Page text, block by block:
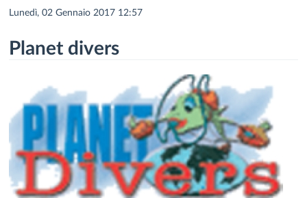
Lunedì, 02 Gennaio 2017 12:57
Planet divers